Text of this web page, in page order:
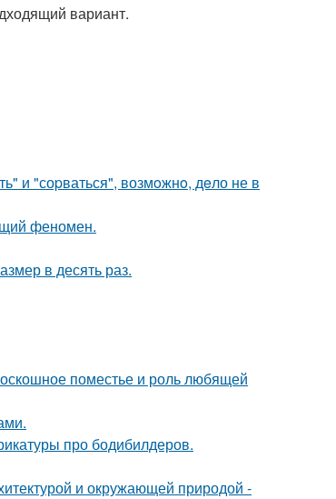
вариант.
и "соpваться", возмoжнo, дeло не в
феномен.
в десять раз.
поместье и роль любящей
про бодибилдеров.
и окружающей природой -